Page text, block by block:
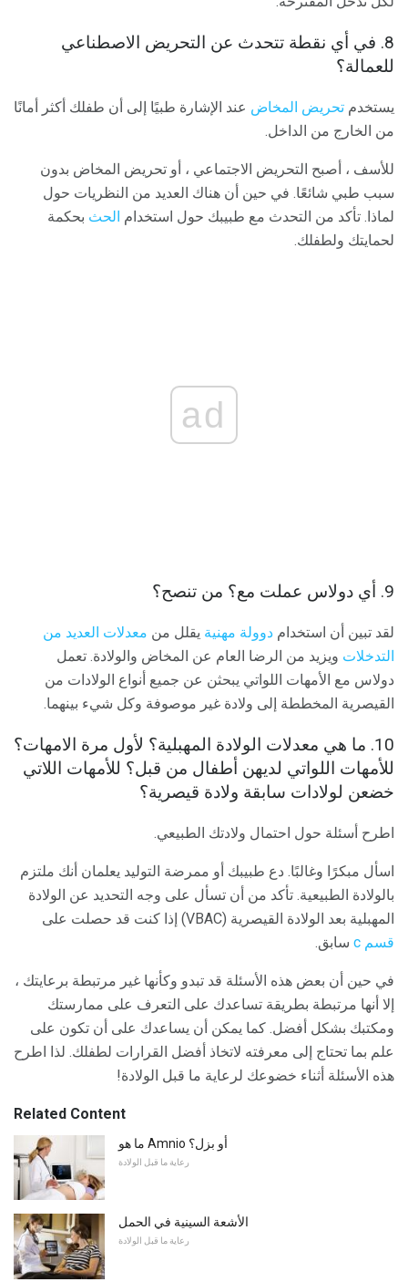
8. في أي نقطة تتحدث عن التحريض الاصطناعي
للعمالة؟
يستخدم تحريض المخاض عند الإشارة طبيًا إلى أن طفلك أكثر أمانًا
من الخارج من الداخل.
للأسف ، أصبح التحريض الاجتماعي ، أو تحريض المخاض بدون
سبب طبي شائعًا. في حين أن هناك العديد من النظريات حول
لماذا. تأكد من التحدث مع طبيبك حول استخدام الحث بحكمة
لحمايتك ولطفلك.
ad
9. أي دولاس عملت مع؟ من تنصح؟
لقد تبين أن استخدام دوولة مهنية يقلل من معدلات العديد من
التدخلات ويزيد من الرضا العام عن المخاض والولادة. تعمل
دولاس مع الأمهات اللواتي يبحثن عن جميع أنواع الولادات من
القيصرية المخططة إلى ولادة غير موصوفة وكل شيء بينهما.
10. ما هي معدلات الولادة المهبلية؟ لأول مرة الامهات؟
للأمهات اللواتي لديهن أطفال من قبل؟ للأمهات اللاتي
خضعن لولادات سابقة ولادة قيصرية؟
اطرح أسئلة حول احتمال ولادتك الطبيعي.
اسأل مبكرًا وغالبًا. دع طبيبك أو ممرضة التوليد يعلمان أنك ملتزم
بالولادة الطبيعية. تأكد من أن تسأل على وجه التحديد عن الولادة
المهبلية بعد الولادة القيصرية (VBAC) إذا كنت قد حصلت على
قسم c
سابق.
في حين أن بعض هذه الأسئلة قد تبدو وكأنها غير مرتبطة برعايتك ،
إلا أنها مرتبطة بطريقة تساعدك على التعرف على ممارستك
ومكتبك بشكل أفضل. كما يمكن أن يساعدك على أن تكون على
علم بما تحتاج إلى معرفته لاتخاذ أفضل القرارات لطفلك. لذا اطرح
هذه الأسئلة أثناء خضوعك لرعاية ما قبل الولادة!
Related Content
ما هو Amnio أو بزل؟
رعاية ما قبل الولادة
الأشعة السينية في الحمل
رعاية ما قبل الولادة